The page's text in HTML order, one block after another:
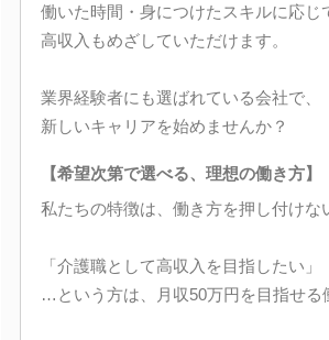
働いた時間・身につけたスキルに応じ
高収入もめざしていただけます。
業界経験者にも選ばれている会社で、
新しいキャリアを始めませんか？
【希望次第で選べる、理想の働き方】
私たちの特徴は、働き方を押し付けな
「介護職として高収入を目指したい」
…という方は、月収50万円を目指せる